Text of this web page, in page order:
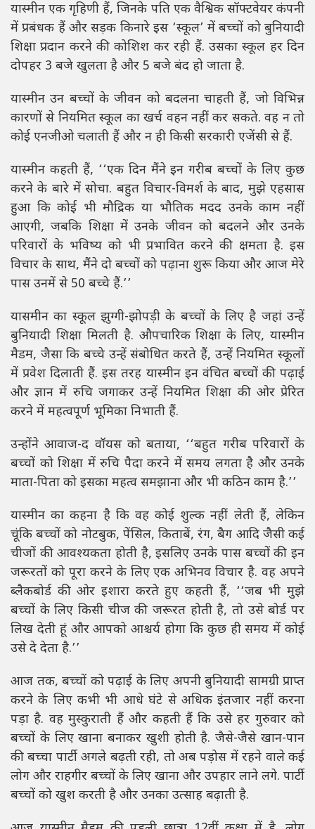
यास्मीन एक गृहिणी हैं, जिनके पति एक वैश्विक सॉफ्टवेयर कंपनी
में प्रबंधक हैं और सड़क किनारे इस ‘स्कूल’ में बच्चों को बुनियादी
शिक्षा प्रदान करने की कोशिश कर रही हैं. उसका स्कूल हर दिन
दोपहर 3 बजे खुलता है और 5 बजे बंद हो जाता है.
यास्मीन उन बच्चों के जीवन को बदलना चाहती हैं, जो विभिन्न
कारणों से नियमित स्कूल का खर्च वहन नहीं कर सकते. वह न तो
कोई एनजीओ चलाती हैं और न ही किसी सरकारी एजेंसी से हैं.
यास्मीन कहती हैं, ‘‘एक दिन मैंने इन गरीब बच्चों के लिए कुछ
करने के बारे में सोचा. बहुत विचार-विमर्श के बाद, मुझे एहसास
हुआ कि कोई भी मौद्रिक या भौतिक मदद उनके काम नहीं
आएगी, जबकि शिक्षा में उनके जीवन को बदलने और उनके
परिवारों के भविष्य को भी प्रभावित करने की क्षमता है. इस
विचार के साथ, मैंने दो बच्चों को पढ़ाना शुरू किया और आज मेरे
पास उनमें से 50 बच्चे हैं.’’
यासमीन का स्कूल झुग्गी-झोपड़ी के बच्चों के लिए है जहां उन्हें
बुनियादी शिक्षा मिलती है. औपचारिक शिक्षा के लिए, यास्मीन
मैडम, जैसा कि बच्चे उन्हें संबोधित करते हैं, उन्हें नियमित स्कूलों
में प्रवेश दिलाती हैं. इस तरह यास्मीन इन वंचित बच्चों की पढ़ाई
और ज्ञान में रुचि जगाकर उन्हें नियमित शिक्षा की ओर प्रेरित
करने में महत्वपूर्ण भूमिका निभाती हैं.
उन्होंने आवाज-द वॉयस को बताया, ‘‘बहुत गरीब परिवारों के
बच्चों को शिक्षा में रुचि पैदा करने में समय लगता है और उनके
माता-पिता को इसका महत्व समझाना और भी कठिन काम है.’’
यास्मीन का कहना है कि वह कोई शुल्क नहीं लेती हैं, लेकिन
चूंकि बच्चों को नोटबुक, पेंसिल, किताबें, रंग, बैग आदि जैसी कई
चीजों की आवश्यकता होती है, इसलिए उनके पास बच्चों की इन
जरूरतों को पूरा करने के लिए एक अभिनव विचार है. वह अपने
ब्लैकबोर्ड की ओर इशारा करते हुए कहती हैं, ‘‘जब भी मुझे
बच्चों के लिए किसी चीज की जरूरत होती है, तो उसे बोर्ड पर
लिख देती हूं और आपको आश्चर्य होगा कि कुछ ही समय में कोई
उसे दे देता है.’’
आज तक, बच्चों को पढ़ाई के लिए अपनी बुनियादी सामग्री प्राप्त
करने के लिए कभी भी आधे घंटे से अधिक इंतजार नहीं करना
पड़ा है. वह मुस्कुराती हैं और कहती हैं कि उसे हर गुरुवार को
बच्चों के लिए खाना बनाकर खुशी होती है. जैसे-जैसे खान-पान
की बच्चा पार्टी अगले बढ़ती रही, तो अब पड़ोस में रहने वाले कई
लोग और राहगीर बच्चों के लिए खाना और उपहार लाने लगे. पार्टी
बच्चों को खुश करती है और उनका उत्साह बढ़ाती है.